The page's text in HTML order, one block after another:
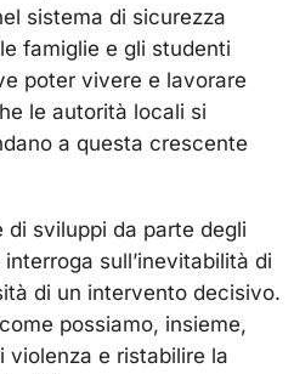
sistema di sicurezza
famiglie e gli studenti
poter vivere e lavorare
le autorità locali si
a questa crescente
sviluppi da parte degli
sull’inevitabilità di
di un intervento decisivo.
possiamo, insieme,
violenza e ristabilire la